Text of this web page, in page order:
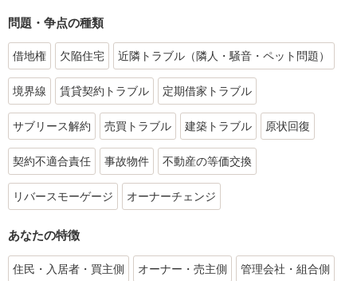
問題・争点の種類
借地権 欠陥住宅 近隣トラブル（隣人・騒音・ペット問題）
境界線 賃貸契約トラブル 定期借家トラブル
サブリース解約 売買トラブル 建築トラブル 原状回復
契約不適合責任 事故物件 不動産の等価交換
リバースモーゲージ オーナーチェンジ
あなたの特徴
住民・入居者・買主側 オーナー・売主側 管理会社・組合側